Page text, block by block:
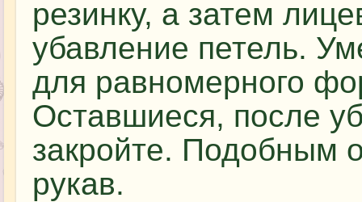
резинку, а затем
убавление петель.
для равномерного
Оставшиеся, после
закройте. Подобным
рукав.